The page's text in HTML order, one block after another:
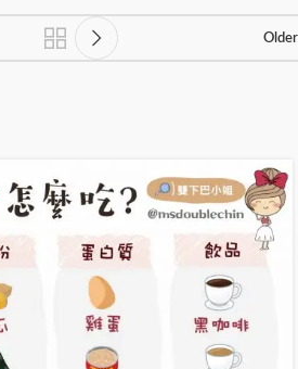
Older